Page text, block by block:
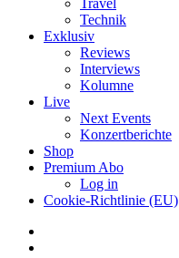
Travel
Technik
Exklusiv
Reviews
Interviews
Kolumne
Live
Next Events
Konzertberichte
Shop
Premium Abo
Log in
Cookie-Richtlinie (EU)